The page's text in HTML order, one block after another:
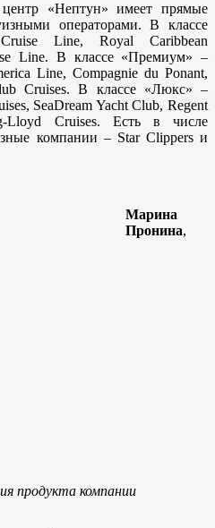
«Нептун» имеет прямые
операторами. В классе
Line, Royal Caribbean
Line. В классе «Премиум» –
Line, Compagnie du Ponant,
Cruises. В классе «Люкс» –
SeaDream Yacht Club, Regent
Lloyd Cruises. Есть в числе
компании – Star Clippers и
Марина
Пронина,
продукта компании